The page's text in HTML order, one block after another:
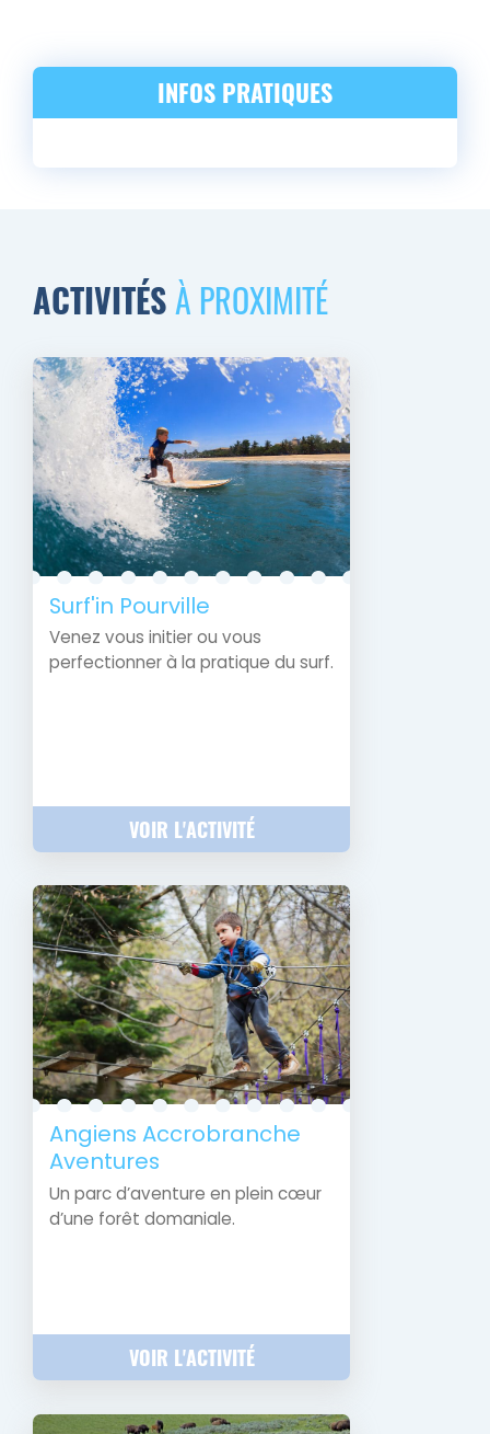
INFOS PRATIQUES
ACTIVITÉS À PROXIMITÉ
Surf'in Pourville
Venez vous initier ou vous
perfectionner à la pratique du surf.
VOIR L'ACTIVITÉ
Angiens Accrobranche
Aventures
Un parc d’aventure en plein cœur
d’une forêt domaniale.
VOIR L'ACTIVITÉ